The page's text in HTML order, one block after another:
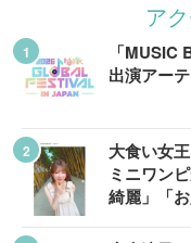
ア
「MUSIC
出演アー
大食い女
ミニワン
綺麗」「